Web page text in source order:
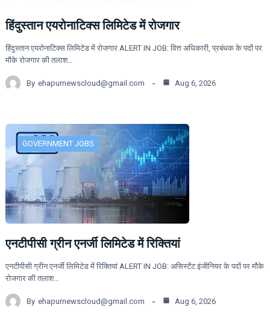
हिंदुस्तान एयरोनाटिक्स लिमिटेड में रोजगार
हिंदुस्तान एयरोनाटिक्स लिमिटेड में रोजगार ALERT IN JOB: वित्त अधिकारी, प्रबंधक के पदों पर
मौके रोजगार की तलाश…
By ehapurnewscloud@gmail.com Aug 6, 2026
GOVERNMENT JOBS
एनटीपीसी ग्रीन एनर्जी लिमिटेड में रिक्तियां
एनटीपीसी ग्रीन एनर्जी लिमिटेड में रिक्तियां ALERT IN JOB: असिस्टेंट इंजीनियर के पदों पर मौके
रोजगार की तलाश…
By ehapurnewscloud@gmail.com Aug 6, 2026